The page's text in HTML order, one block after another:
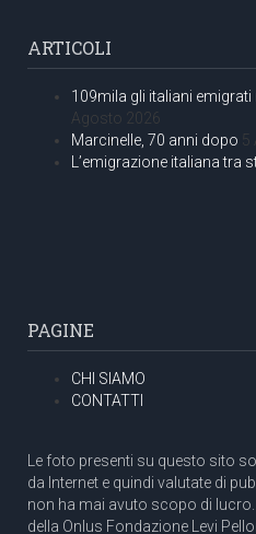
ARTICOLI
109mila gli italiani emigrati
Agosto 2026
Marcinelle, 70 anni dopo 5
L’emigrazione italiana tra
PAGINE
CHI SIAMO
CONTATTI
Le foto presenti su questo sito
da Internet e quindi valutate di
non ha mai avuto scopo di
della Onlus Fondazione Levi